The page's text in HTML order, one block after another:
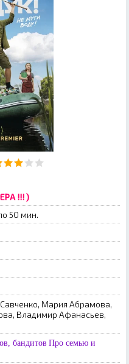
!!! )
50 мин.
Мария Абрамова,
Владимир Афанасьев,
бандитов Про семью и